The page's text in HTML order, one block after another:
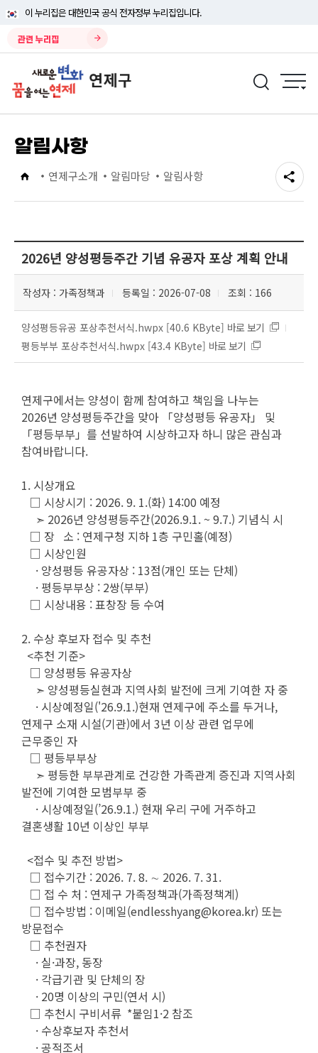
이 누리집은 대한민국 공식 전자정부 누리집입니다.
관련 누리집
알림사항
연제구소개 알림마당 알림사항
2026년 양성평등주간 기념 유공자 포상 계획 안내
작성자 : 가족정책과 등록일 : 2026-07-08 조회 : 166
양성평등유공 포상추천서식.hwpx [40.6 KByte] 바로 보기
평등부부 포상추천서식.hwpx [43.4 KByte] 바로 보기
연제구에서는 양성이 함께 참여하고 책임을 나누는
2026년 양성평등주간을 맞아 「양성평등 유공자」 및
「평등부부」를 선발하여 시상하고자 하니 많은 관심과
참여바랍니다.
1. 시상개요
□ 시상시기 : 2026. 9. 1.(화) 14:00 예정
➣ 2026년 양성평등주간(2026.9.1. ~ 9.7.) 기념식 시
□ 장 소 : 연제구청 지하 1층 구민홀(예정)
□ 시상인원
· 양성평등 유공자상 : 13점(개인 또는 단체)
· 평등부부상 : 2쌍(부부)
□ 시상내용 : 표창장 등 수여
2. 수상 후보자 접수 및 추천
<추천 기준>
□ 양성평등 유공자상
➣ 양성평등실현과 지역사회 발전에 크게 기여한 자 중
· 시상예정일('26.9.1.)현재 연제구에 주소를 두거나,
연제구 소재 시설(기관)에서 3년 이상 관련 업무에
근무중인 자
□ 평등부부상
➣ 평등한 부부관계로 건강한 가족관계 증진과 지역사회
발전에 기여한 모범부부 중
· 시상예정일(’26.9.1.) 현재 우리 구에 거주하고
결혼생활 10년 이상인 부부
<접수 및 추전 방법>
□ 접수기간 : 2026. 7. 8. ∼ 2026. 7. 31.
□ 접 수 처 : 연제구 가족정책과(가족정책계)
□ 접수방법 : 이메일(endlesshyang@korea.kr) 또는
방문접수
□ 추천권자
· 실·과장, 동장
· 각급기관 및 단체의 장
· 20명 이상의 구민(연서 시)
□ 추천시 구비서류 *붙임1·2 참조
· 수상후보자 추천서
· 공적조서